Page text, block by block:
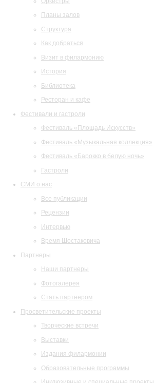
Планы залов
Структура
Как добраться
Визит в филармонию
История
Библиотека
Ресторан и кафе
Фестивали и гастроли
Фестиваль «Площадь Искусств»
Фестиваль «Музыкальная коллекция»
Фестиваль «Барокко в белую ночь»
Гастроли
СМИ о нас
Все публикации
Рецензии
Интервью
Время Шостаковича
Партнеры
Наши партнеры
Фотогалерея
Стать партнером
Просветительские проекты
Творческие встречи
Выставки
Издания филармонии
Образовательные программы